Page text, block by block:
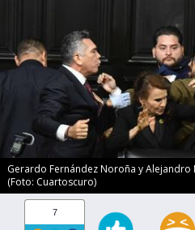
Gerardo Fernández Noroña y
(Foto: Cuartoscuro)
7